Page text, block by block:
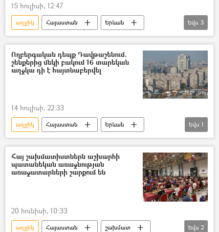
15 հուլիսի, 12:47
աղջիկ Հայաստան
Երևան
Դավթաշեն
ինքնասպանություն
ՀՀ քննչական կոմիտե
Եվս 3
Ողբերգական դեպք Դավթաշենում.
շենքերից մեկի բակում 16 տարեկան
աղջկա դի է հայտնաբերվել
14 հուլիսի, 22:33
աղջիկ Հայաստան
Երևան
Մահ
Դավթաշեն
Եվս 1
Հայ շախմատիստներն աշխարհի
պատանեկան առաջնության
առաջատարների շարքում են
20 հունիսի, 10:33
աղջիկ Հայաստան
շախմատ
Եվս 2